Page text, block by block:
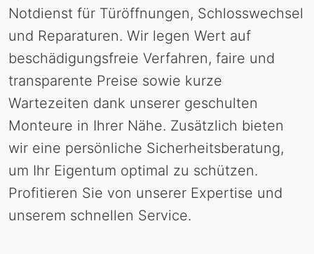
Notdienst für Türöffnungen, Schlosswechsel
und Reparaturen. Wir legen Wert auf
beschädigungsfreie Verfahren, faire und
transparente Preise sowie kurze
Wartezeiten dank unserer geschulten
Monteure in Ihrer Nähe. Zusätzlich bieten
wir eine persönliche Sicherheitsberatung,
um Ihr Eigentum optimal zu schützen.
Profitieren Sie von unserer Expertise und
unserem schnellen Service.